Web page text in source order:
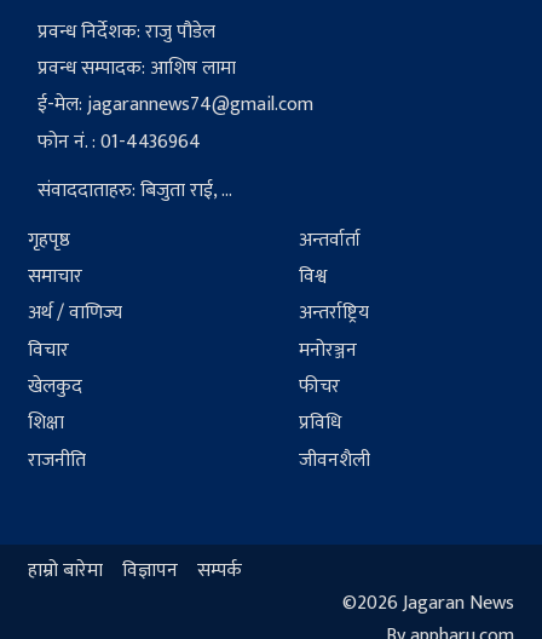
प्रवन्ध निर्देशक: राजु पौडेल
प्रवन्ध सम्पादक: आशिष लामा
ई-मेल:jagarannews74@gmail.com
फोन नं. : 01-4436964
संवाददाताहरु: बिजुता राई, ...
गृहपृष्ठ
समाचार
अर्थ / वाणिज्य
विचार
खेलकुद
शिक्षा
राजनीति
अन्तर्वार्ता
विश्व
अन्तर्राष्ट्रिय
मनोरञ्जन
फीचर
प्रविधि
जीवनशैली
हाम्रो बारेमा विज्ञापन सम्पर्क
©2026 Jagaran News